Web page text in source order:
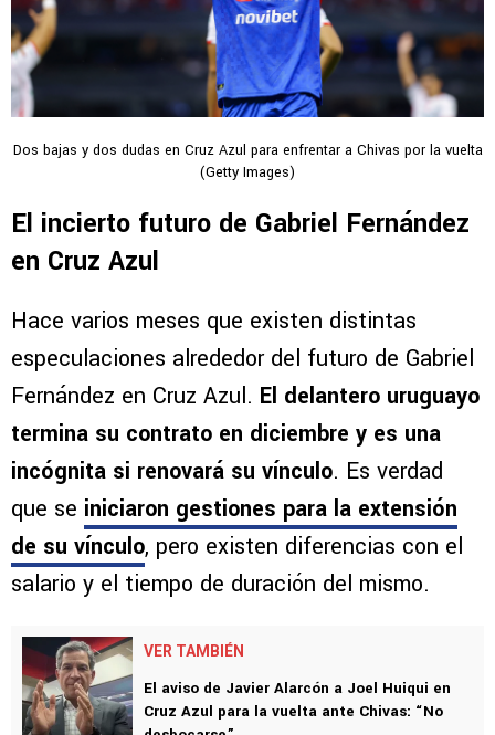
Dos bajas y dos dudas en Cruz Azul para enfrentar a Chivas por la vuelta
(Getty Images)
El incierto futuro de Gabriel Fernández
en Cruz Azul
Hace varios meses que existen distintas
especulaciones alrededor del futuro de Gabriel
Fernández en Cruz Azul. El delantero uruguayo
termina su contrato en diciembre y es una
incógnita si renovará su vínculo. Es verdad
que se iniciaron gestiones para la extensión
de su vínculo, pero existen diferencias con el
salario y el tiempo de duración del mismo.
VER TAMBIÉN
El aviso de Javier Alarcón a Joel Huiqui en
Cruz Azul para la vuelta ante Chivas: “No